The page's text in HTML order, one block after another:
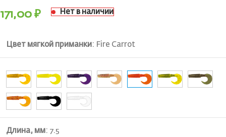
171,00 ₽ Нет в наличии
Цвет мягкой приманки: Fire Carrot
Длина, мм: 7.5